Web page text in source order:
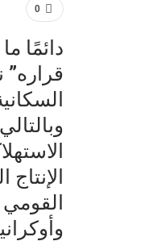
0
دائمًا
قراره”
القومي